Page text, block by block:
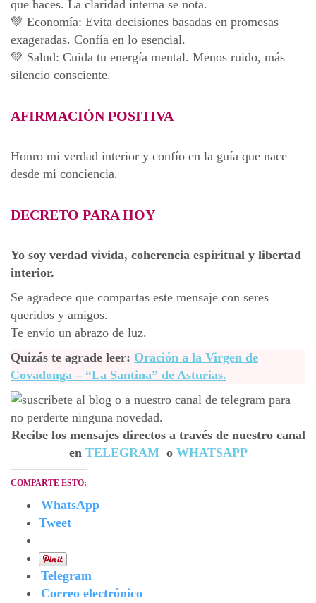
que haces. La claridad interna se nota.
💚 Economía: Evita decisiones basadas en promesas
exageradas. Confía en lo esencial.
💚 Salud: Cuida tu energía mental. Menos ruido, más
silencio consciente.
AFIRMACIÓN POSITIVA
Honro mi verdad interior y confío en la guía que nace
desde mi conciencia.
DECRETO PARA HOY
Yo soy verdad vivida, coherencia espiritual y libertad
interior.
Se agradece que compartas este mensaje con seres
queridos y amigos.
Te envío un abrazo de luz.
Quizás te agrade leer: Oración a la Virgen de
Covadonga – “La Santina” de Asturias.
Recibe los mensajes directos a través de nuestro canal
en TELEGRAM o WHATSAPP
COMPARTE ESTO:
WhatsApp
Tweet
Telegram
Correo electrónico